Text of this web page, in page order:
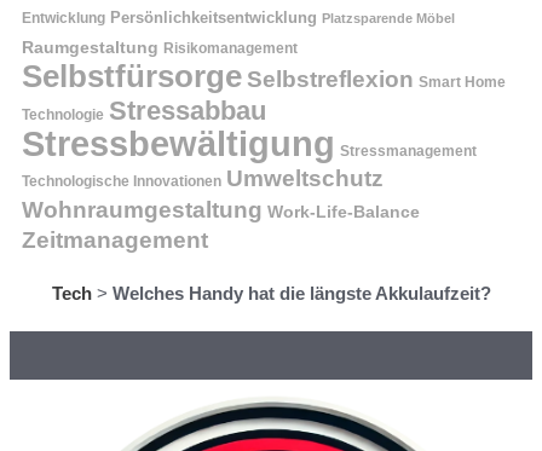
Entwicklung Persönlichkeitsentwicklung Platzsparende Möbel
Raumgestaltung Risikomanagement
Selbstfürsorge Selbstreflexion Smart Home
Technologie Stressabbau
Stressbewältigung Stressmanagement
Technologische Innovationen Umweltschutz
Wohnraumgestaltung Work-Life-Balance
Zeitmanagement
Tech> Welches Handy hat die längste Akkulaufzeit?